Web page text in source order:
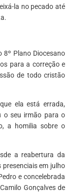
la no pecado até
8º Plano Diocesano
para a correção e
de todo cristão
ela está errada,
o seu irmão para o
a homilia sobre o
a reabertura da
em julho
e concelebrada
Gonçalves de